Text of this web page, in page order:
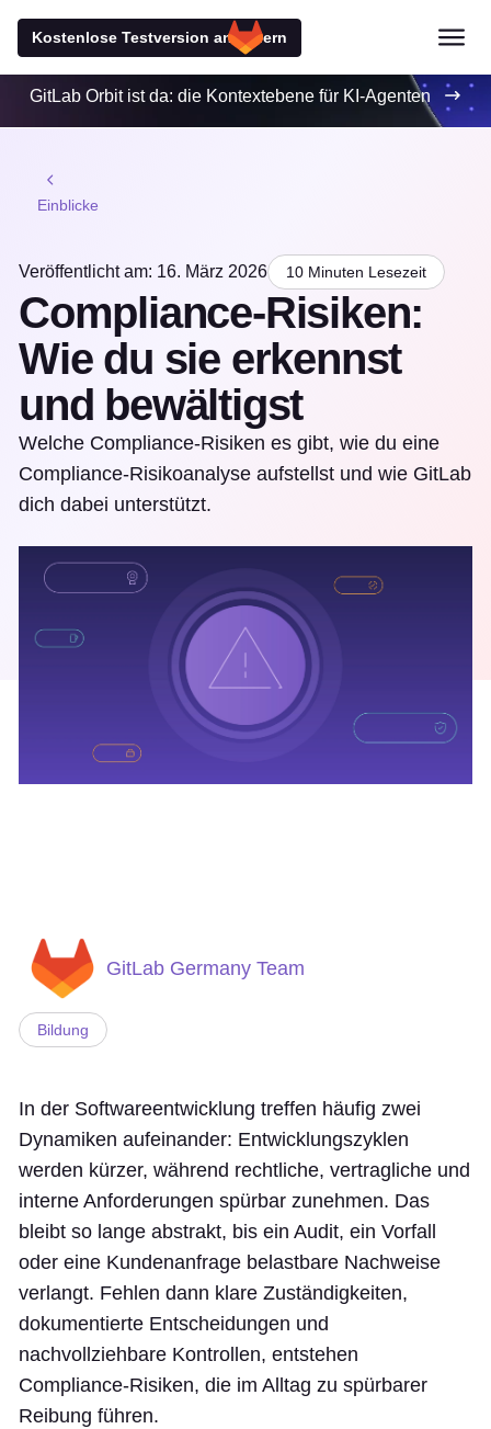
Kostenlose Testversion anfordern
GitLab Orbit ist da: die Kontextebene für KI-Agenten
Einblicke
Veröffentlicht am: 16. März 2026 10 Minuten Lesezeit
Compliance-Risiken:
Wie du sie erkennst
und bewältigst
Welche Compliance-Risiken es gibt, wie du eine
Compliance-Risikoanalyse aufstellst und wie GitLab
dich dabei unterstützt.
GitLab Germany Team
Bildung
In der Softwareentwicklung treffen häufig zwei
Dynamiken aufeinander: Entwicklungszyklen
werden kürzer, während rechtliche, vertragliche und
interne Anforderungen spürbar zunehmen. Das
bleibt so lange abstrakt, bis ein Audit, ein Vorfall
oder eine Kundenanfrage belastbare Nachweise
verlangt. Fehlen dann klare Zuständigkeiten,
dokumentierte Entscheidungen und
nachvollziehbare Kontrollen, entstehen
Compliance-Risiken, die im Alltag zu spürbarer
Reibung führen.